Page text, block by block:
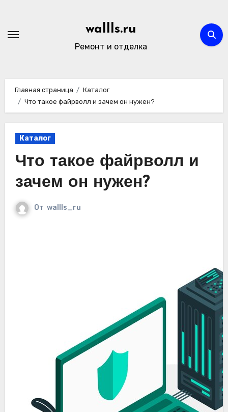
содержимому
wallls.ru
Ремонт и отделка
Главная страница
Каталог
Что такое файрволл и зачем он нужен?
Каталог
Что такое файрволл и
зачем он нужен?
От wallls_ru